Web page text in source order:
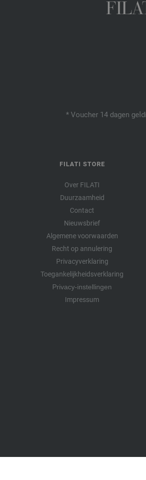
* Voucher 14 dagen
FILATI STORE
Over FILATI
Duurzaamheid
Contact
Nieuwsbrief
Algemene voorwaarden
Recht op annulering
Privacyverklaring
Toegankelijkheidsverklaring
Privacy-instellingen
Impressum